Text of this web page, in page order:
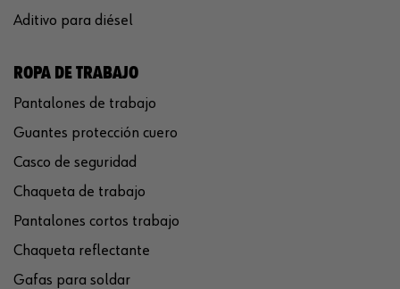
Aditivo para diésel
ROPA DE TRABAJO
Pantalones de trabajo
Guantes protección cuero
Casco de seguridad
Chaqueta de trabajo
Pantalones cortos trabajo
Chaqueta reflectante
Gafas para soldar